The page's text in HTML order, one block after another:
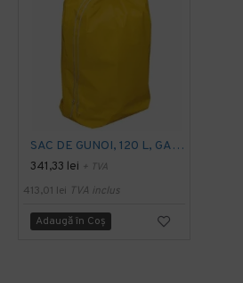
SAC DE GUNOI, 120 L, GALBEN, VERMOP
341,33 lei + TVA
413,01 lei TVA inclus
Adaugă în Coş